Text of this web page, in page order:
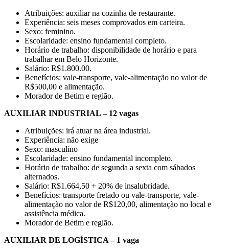
Atribuições: auxiliar na cozinha de restaurante.
Experiência: seis meses comprovados em carteira.
Sexo: feminino.
Escolaridade: ensino fundamental completo.
Horário de trabalho: disponibilidade de horário e para
trabalhar em Belo Horizonte.
Salário: R$1.800.00.
Benefícios: vale-transporte, vale-alimentação no valor de
R$500,00 e alimentação.
Morador de Betim e região.
AUXILIAR INDUSTRIAL – 12 vagas
Atribuições: irá atuar na área industrial.
Experiência: não exige
Sexo: masculino
Escolaridade: ensino fundamental incompleto.
Horário de trabalho: de segunda a sexta com sábados
alternados.
Salário: R$1.664,50 + 20% de insalubridade.
Benefícios: transporte fretado ou vale-transporte, vale-
alimentação no valor de R$120,00, alimentação no local e
assistência médica.
Morador de Betim e região.
AUXILIAR DE LOGÍSTICA – 1 vaga